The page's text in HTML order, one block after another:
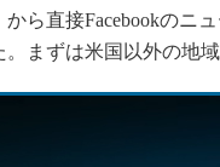
ら直接Facebookのニ
まずは米国以外の地